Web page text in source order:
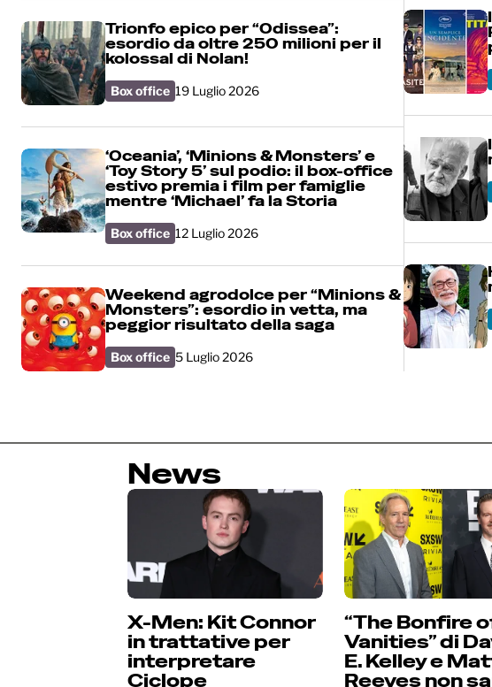
Trionfo epico per “Odissea”:
esordio da oltre 250 milioni per il
kolossal di Nolan!
Box office 19 Luglio 2026
‘Oceania’, ‘Minions & Monsters’ e
‘Toy Story 5’ sul podio: il box-office
estivo premia i film per famiglie
mentre ‘Michael’ fa la Storia
Box office 12 Luglio 2026
Weekend agrodolce per “Minions &
Monsters”: esordio in vetta, ma
peggior risultato della saga
Box office 5 Luglio 2026
News
X-Men: Kit Connor
in trattative per
interpretare
Ciclope
“The Bonfire
Vanities” di
E. Kelley e
Reeves non